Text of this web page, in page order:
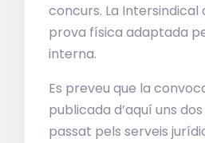
concurs. La Intersindical
prova física adaptada
interna.
Es preveu que la
publicada d’aquí uns
passat pels serveis